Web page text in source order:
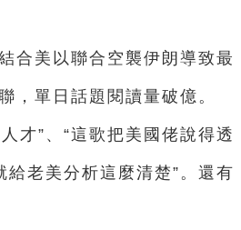
合美以聯合空襲伊朗導致最
，單日話題閱讀量破億。
才”、“這歌把美國佬說得透
給老美分析這麼清楚”。還有